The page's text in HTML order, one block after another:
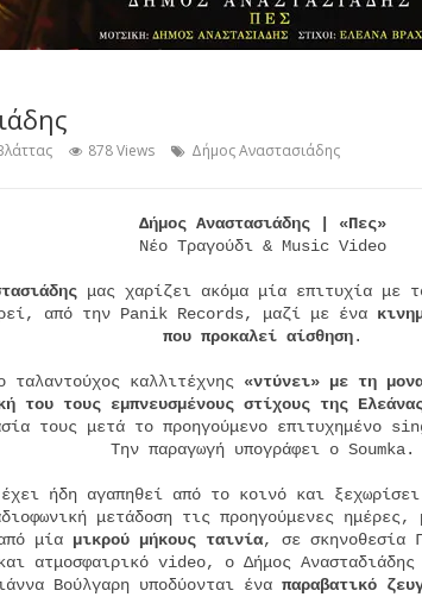
878 Views Δήμος Αναστασιάδης
Δήμος Αναστασιάδης | «Πες»
Νέο Τραγούδι & Music Video
μας χαρίζει ακόμα μία επιτυχία με
από την Panik Records, μαζί με ένα
που προκαλεί αίσθηση.
ταλαντούχος καλλιτέχνης «ντύνει» με τη
του τους εμπνευσμένους στίχους της
τους μετά το προηγούμενο επιτυχημένο
Την παραγωγή υπογράφει ο Soumka.
ήδη αγαπηθεί από το κοινό και
μετάδοση τις προηγούμενες ημέρες,
μία μικρού μήκους ταινία, σε σκηνοθεσία
ατμοσφαιρικό video, ο Δήμος Ανασταδιάδης
Βούλγαρη υποδύονται ένα παραβατικό